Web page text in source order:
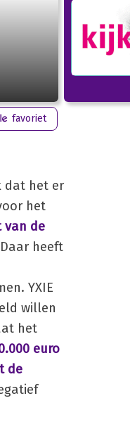
favoriet
dat het er
het
van de
heeft
YXIE
willen
het
euro
de